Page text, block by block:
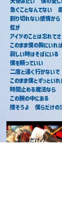
急ぐことなんてない　
割り切れない感情から
虹が
アイツのことは忘れてさ
このまま僕の胸にいれ
寂しい時はそばにいる
僕を頼っていい
二度と遠く行かないで
このまま僕とずっとい
時間止める魔法なら
この腕の中にある
捜そうよ　僕らだけの